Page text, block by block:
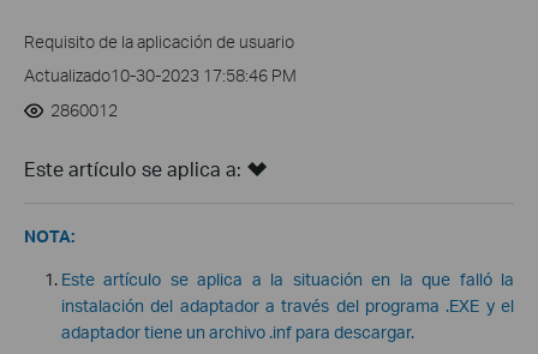
Requisito de la aplicación de usuario
Actualizado10-30-2023 17:58:46 PM
2860012
Este artículo se aplica a:
NOTA:
Este artículo se aplica a la situación en la que falló la
instalación del adaptador a través del programa .EXE y el
adaptador tiene un archivo .inf para descargar.